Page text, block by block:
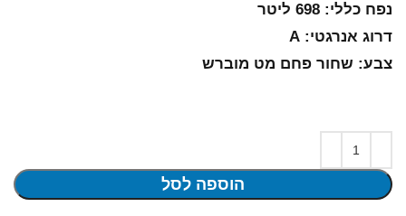
נפח כללי: 698 ליטר
דרוג אנרגטי: A
צבע: שחור פחם מט מוברש
הוספה לסל